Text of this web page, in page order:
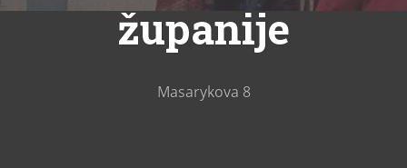
županije
Masarykova 8